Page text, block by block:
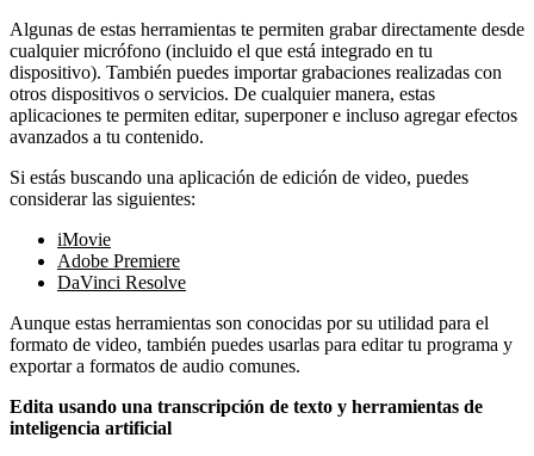
Algunas de estas herramientas te permiten grabar directamente desde
cualquier micrófono (incluido el que está integrado en tu
dispositivo). También puedes importar grabaciones realizadas con
otros dispositivos o servicios. De cualquier manera, estas
aplicaciones te permiten editar, superponer e incluso agregar efectos
avanzados a tu contenido.
Si estás buscando una aplicación de edición de video, puedes
considerar las siguientes:
iMovie
Adobe Premiere
DaVinci Resolve
Aunque estas herramientas son conocidas por su utilidad para el
formato de video, también puedes usarlas para editar tu programa y
exportar a formatos de audio comunes.
Edita usando una transcripción de texto y herramientas de
inteligencia artificial